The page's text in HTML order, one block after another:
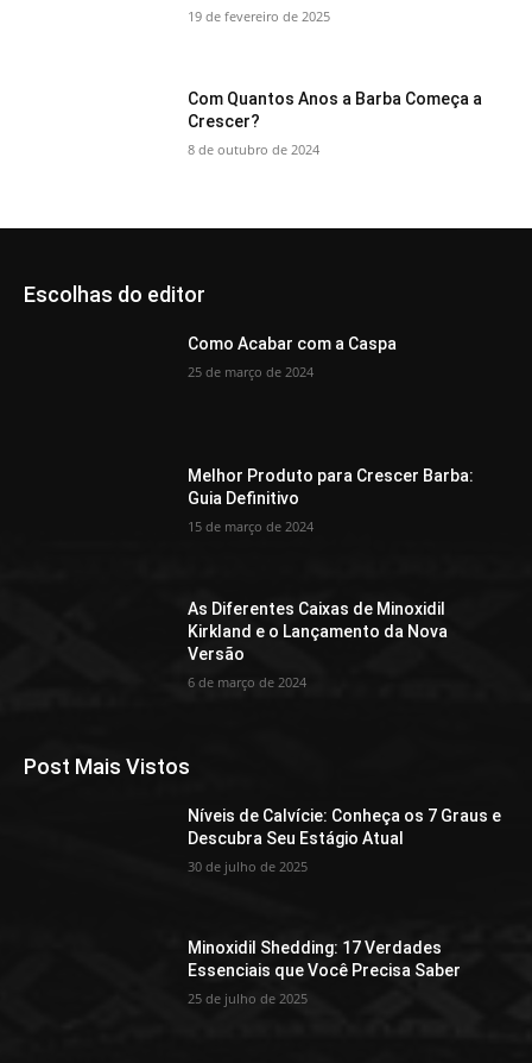
19 de fevereiro de 2025
Com Quantos Anos a Barba Começa a
Crescer?
8 de outubro de 2024
Escolhas do editor
Como Acabar com a Caspa
25 de março de 2024
Melhor Produto para Crescer Barba:
Guia Definitivo
15 de março de 2024
As Diferentes Caixas de Minoxidil
Kirkland e o Lançamento da Nova
Versão
6 de março de 2024
Post Mais Vistos
Níveis de Calvície: Conheça os 7 Graus e
Descubra Seu Estágio Atual
30 de julho de 2025
Minoxidil Shedding: 17 Verdades
Essenciais que Você Precisa Saber
25 de julho de 2025